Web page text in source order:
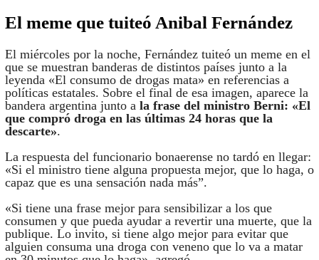
El meme que tuiteó Anibal Fernández
El miércoles por la noche, Fernández tuiteó un meme en el
que se muestran banderas de distintos países junto a la
leyenda «El consumo de drogas mata» en referencias a
políticas estatales. Sobre el final de esa imagen, aparece la
bandera argentina junto a la frase del ministro Berni: «El
que compró droga en las últimas 24 horas que la
descarte».
La respuesta del funcionario bonaerense no tardó en llegar:
«Si el ministro tiene alguna propuesta mejor, que lo haga, o
capaz que es una sensación nada más”.
«Si tiene una frase mejor para sensibilizar a los que
consumen y que pueda ayudar a revertir una muerte, que la
publique. Lo invito, si tiene algo mejor para evitar que
alguien consuma una droga con veneno que lo va a matar